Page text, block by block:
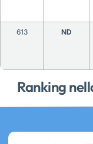
Ranking
613 ND